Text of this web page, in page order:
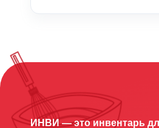
ИНВИ — это инвентарь